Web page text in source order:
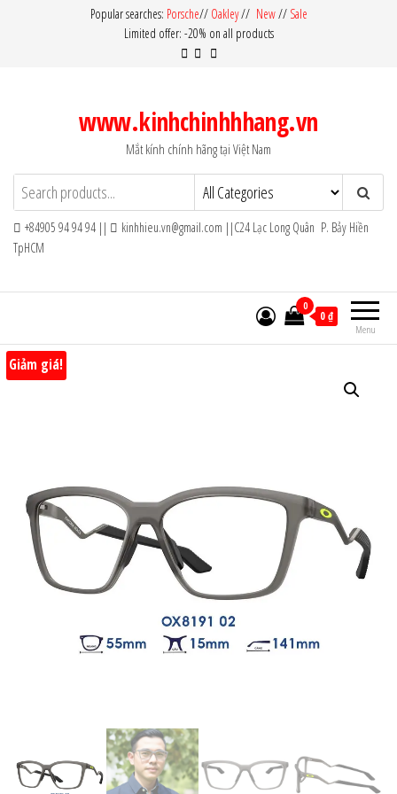
Popular searches: Porsche// Oakley// New// Sale
Limited offer: -20% on all products
www.kinhchinhhhang.vn
Mắt kính chính hãng tại Việt Nam
+84905 94 94 94 ||
kinhhieu.vn@gmail.com ||C24 Lạc Long Quân P. Bảy Hiền
TpHCM
Menu
0
0 ₫
Giảm giá!